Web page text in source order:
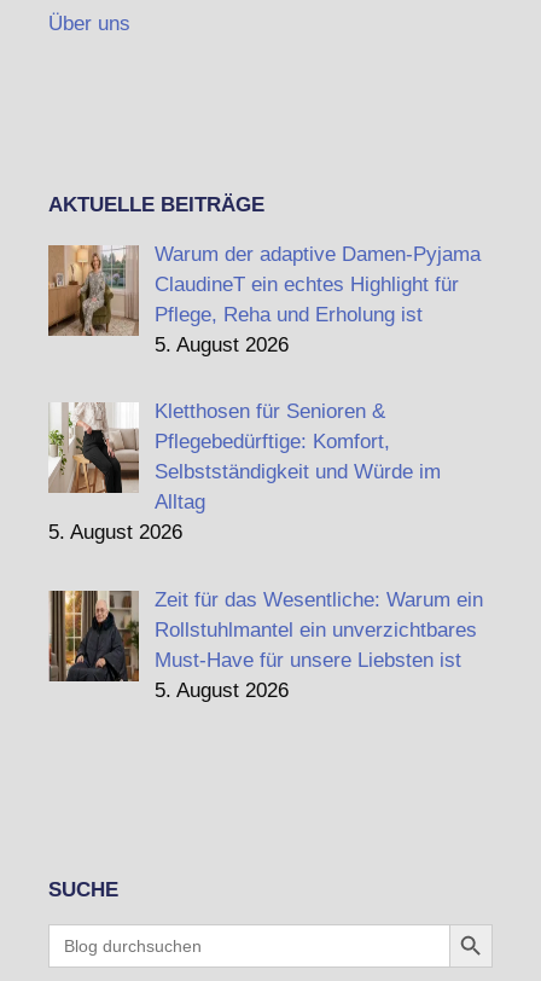
Über uns
AKTUELLE BEITRÄGE
Warum der adaptive Damen-Pyjama
ClaudineT ein echtes Highlight für
Pflege, Reha und Erholung ist
5. August 2026
Kletthosen für Senioren &
Pflegebedürftige: Komfort,
Selbstständigkeit und Würde im
Alltag
5. August 2026
Zeit für das Wesentliche: Warum ein
Rollstuhlmantel ein unverzichtbares
Must-Have für unsere Liebsten ist
5. August 2026
SUCHE
Search
for:
Search Button